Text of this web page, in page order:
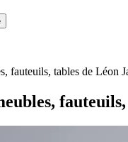
fauteuils, tables de Léon